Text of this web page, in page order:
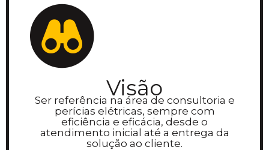
Visão
Ser referência na área de consultoria e
perícias elétricas, sempre com
eficiência e eficácia, desde o
atendimento inicial até a entrega da
solução ao cliente.